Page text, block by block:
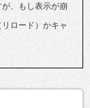
、もし表示が崩
ロード）かキャ